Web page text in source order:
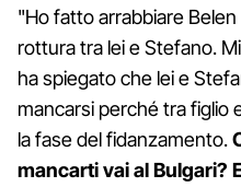
"Ho fatto arrabbiare
rottura tra lei e Stefano.
ha spiegato che lei e
mancarsi perché tra figlio
la fase del fidanzamento.
mancarti vai al Bulgari?